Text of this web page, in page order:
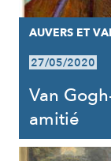
AUVERS ET
27/05/2020
Van
amitié